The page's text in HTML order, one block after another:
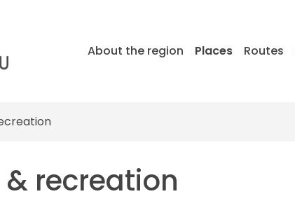
About the region Places Routes
& recreation